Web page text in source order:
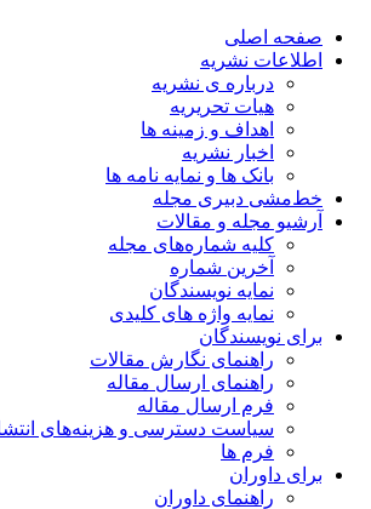
صفحه اصلی
اطلاعات نشریه
درباره ی نشریه
هیات تحریریه
اهداف و زمینه ها
اخبار نشریه
بانک ها و نمایه نامه ها
خط‌مشی دبیری مجله
آرشیو مجله و مقالات
کلیه شماره‌های مجله
آخرین شماره
نمایه نویسندگان
نمایه واژه های کلیدی
برای نویسندگان
راهنمای نگارش مقالات
راهنمای ارسال مقاله
فرم ارسال مقاله
سیاست دسترسی و هزینه‌های انتشار
فرم ها
برای داوران
راهنمای داوران